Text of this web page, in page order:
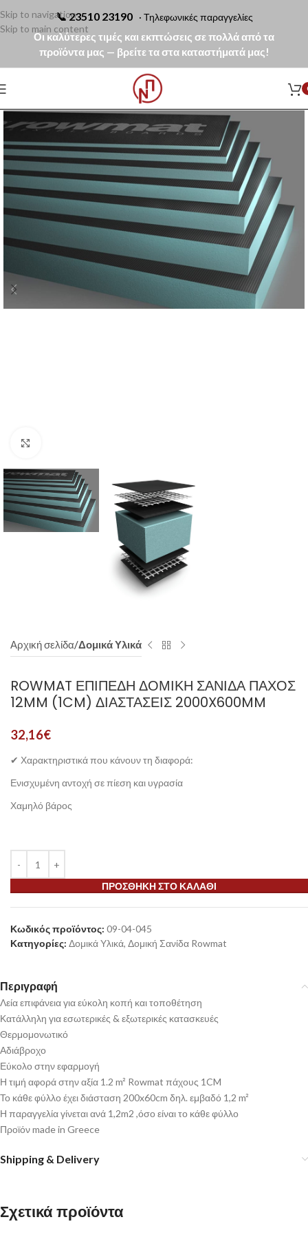
📞23510 23190 · Τηλεφωνικές παραγγελίες
Οι καλύτερες τιμές και εκπτώσεις σε πολλά από τα
προϊόντα μας — βρείτε τα στα καταστήματά μας!
Skip to navigation
Skip to main content
Αρχική σελίδα Δομικά Υλικά
ROWMAT ΕΠΊΠΕΔΗ ΔΟΜΙΚΉ ΣΑΝΊΔΑ ΠΆΧΟΣ
12MM (1CM) ΔΙΑΣΤΆΣΕΙΣ 2000X600MM
32,16€
✔ Χαρακτηριστικά που κάνουν τη διαφορά:
Ενισχυμένη αντοχή σε πίεση και υγρασία
Χαμηλό βάρος
ΠΡΟΣΘΉΚΗ ΣΤΟ ΚΑΛΆΘΙ
Κωδικός προϊόντος: 09-04-045
Κατηγορίες: Δομικά Υλικά, Δομική Σανίδα Rowmat
Περιγραφή
Λεία επιφάνεια για εύκολη κοπή και τοποθέτηση
Κατάλληλη για εσωτερικές & εξωτερικές κατασκευές
Θερμομονωτικό
Αδιάβροχο
Εύκολο στην εφαρμογή
Η τιμή αφορά στην αξία 1.2 m² Rowmat πάχους 1CM
Το κάθε φύλλο έχει διάσταση 200x60cm δηλ. εμβαδό 1,2 m²
Η παραγγελία γίνεται ανά 1,2m2 ,όσο είναι το κάθε φύλλο
Προϊόν made in Greece
Shipping & Delivery
Σχετικά προϊόντα